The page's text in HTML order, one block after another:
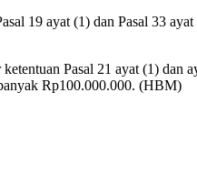
19 ayat (1) dan Pasal 33
Pasal 21 ayat (1) dan
Rp100.000.000. (HBM)